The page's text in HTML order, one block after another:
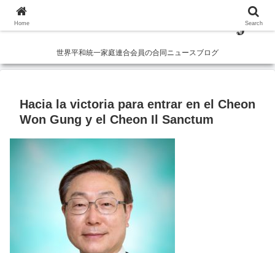
世界平和統一家庭連合会員の合同ニュースブログ
Hacia la victoria para entrar en el Cheon
Won Gung y el Cheon Il Sanctum
Home Search